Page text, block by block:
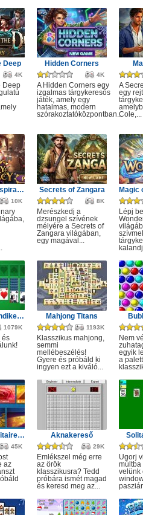
Deep
4K
Deep
Hidden Corners
4K
A Hidden Corners egy
izgalmas tárgykeresős
játék, amely egy
hatalmas, modern
szórakoztatóközpontban...
A
egy
Cole,...
Culinary Conspiracy
10K
Secrets of Zangara
8K
Merészkedj a
dzsungel szívének
mélyére a Secrets of
Zangara világában,
egy magával...
Lépj
Amazing Klondike Solitaire
1079K
és
Mahjong Titans
1193K
Klasszikus mahjong,
semmi
mellébeszélés!
Gyere és próbáld ki
ingyen ezt a kiváló...
Nem
egyik
a
Microsoft Solitaire Collection
45K
az
Aknakereső
29K
Emlékszel még erre
az örök
klasszikusra? Tedd
próbára ismét magad
és keresd meg az...
Ugorj
múltba
velünk